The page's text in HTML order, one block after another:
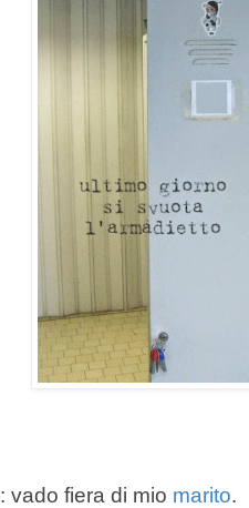
: vado fiera di mio marito.